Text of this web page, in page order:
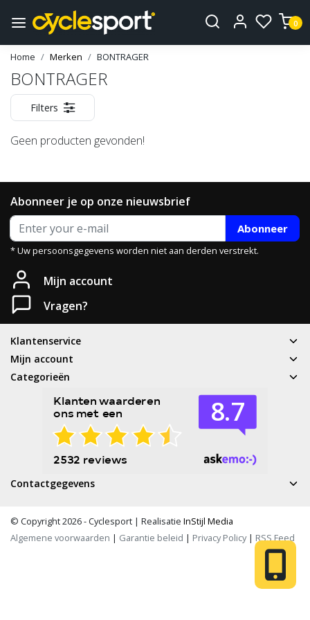
0
Home Merken BONTRAGER
BONTRAGER
Filters
Geen producten gevonden!
Abonneer je op onze nieuwsbrief
Abonneer
* Uw persoonsgegevens worden niet aan derden verstrekt.
Mijn account
Vragen?
Klantenservice
Mijn account
Categorieën
Contactgegevens
© Copyright 2026 - Cyclesport | Realisatie InStijl Media
Algemene voorwaarden | Garantie beleid | Privacy Policy| RSS Feed